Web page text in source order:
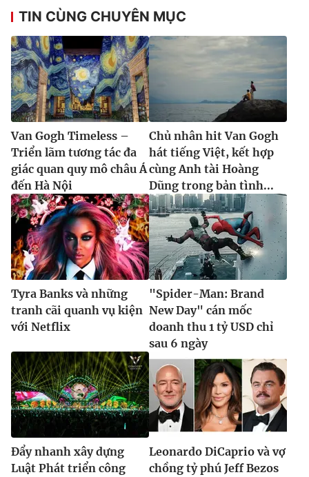
TIN CÙNG CHUYÊN MỤC
Van Gogh Timeless –
Triển lãm tương tác đa
giác quan quy mô châu Á
đến Hà Nội
Chủ nhân hit Van Gogh
hát tiếng Việt, kết hợp
cùng Anh tài Hoàng
Dũng trong bản tình...
Tyra Banks và những
tranh cãi quanh vụ kiện
với Netflix
"Spider-Man: Brand
New Day" cán mốc
doanh thu 1 tỷ USD chỉ
sau 6 ngày
Đẩy nhanh xây dựng
Luật Phát triển công
Leonardo DiCaprio và vợ
chồng tỷ phú Jeff Bezos